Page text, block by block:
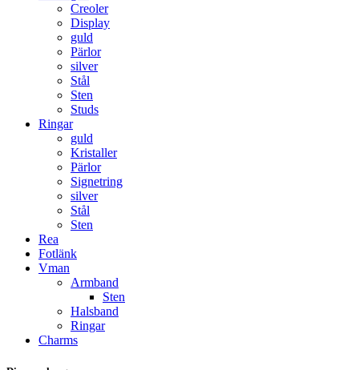
Creoler
Display
guld
Pärlor
silver
Stål
Sten
Studs
Ringar
guld
Kristaller
Pärlor
Signetring
silver
Stål
Sten
Rea
Fotlänk
Vman
Armband
Sten
Halsband
Ringar
Charms